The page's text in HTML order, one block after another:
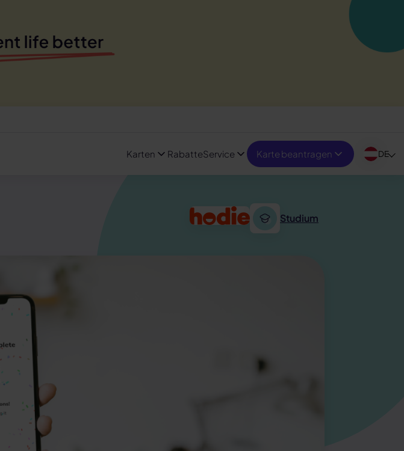
Karten Rabatte Karte beantragen
Service DE
Studium